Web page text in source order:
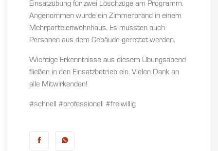
Einsatzübung für zwei Löschzüge am Programm.
Angenommen wurde ein Zimmerbrand in einem
Mehrparteienwohnhaus. Es mussten auch
Personen aus dem Gebäude gerettet werden.
Wichtige Erkenntnisse aus diesem Übungsabend
fließen in den Einsatzbetrieb ein. Vielen Dank an
alle Mitwirkenden!
#schnell #professionell #freiwillig